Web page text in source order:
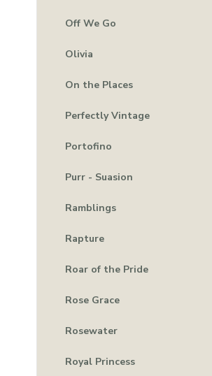
Off We Go
Olivia
On the Places
Perfectly Vintage
Portofino
Purr - Suasion
Ramblings
Rapture
Roar of the Pride
Rose Grace
Rosewater
Royal Princess